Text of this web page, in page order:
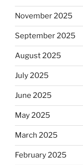
November 2025
September 2025
August 2025
July 2025
June 2025
May 2025
March 2025
February 2025